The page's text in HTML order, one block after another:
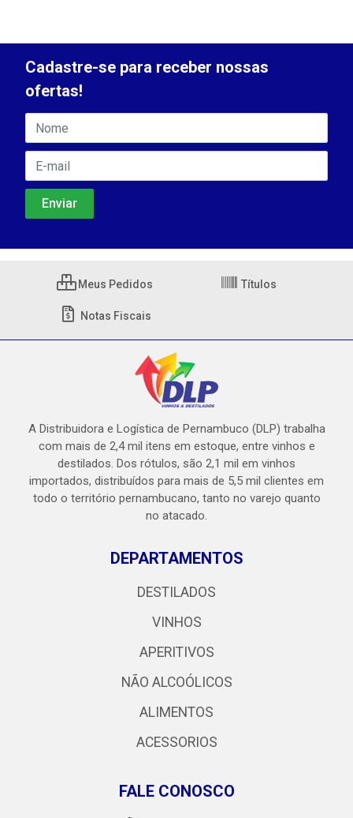
Cadastre-se para receber nossas
ofertas!
Meus Pedidos Títulos
Notas Fiscais
A Distribuidora e Logística de Pernambuco (DLP) trabalha
com mais de 2,4 mil itens em estoque, entre vinhos e
destilados. Dos rótulos, são 2,1 mil em vinhos
importados, distribuídos para mais de 5,5 mil clientes em
todo o território pernambucano, tanto no varejo quanto
no atacado.
DEPARTAMENTOS
DESTILADOS
VINHOS
APERITIVOS
NÃO ALCOÓLICOS
ALIMENTOS
ACESSORIOS
FALE CONOSCO